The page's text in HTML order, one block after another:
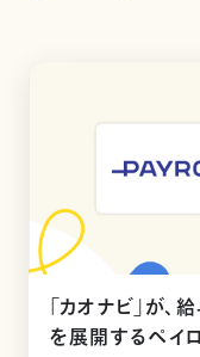
「カオナビ」が
を展開するペイ